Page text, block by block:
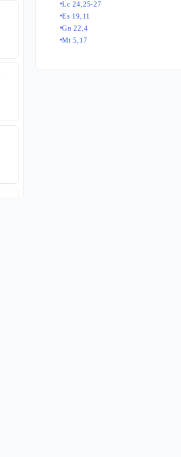
Lc 24,25-27
Es 19,11
Gn 22,4
Mt 5,17